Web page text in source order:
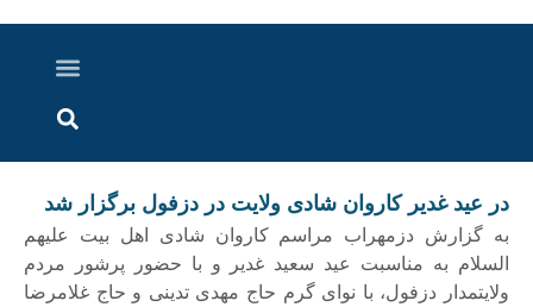
در عید غدیر کاروان شادی ولایت در دزفول برگزار شد
به گزارش دزمهراب مراسم کاروان شادی اهل بیت علیهم
السلام به مناسبت عید سعید غدیر و با حضور پرشور مردم
ولایتمدار دزفول، با نوای گرم حاج مهدی تدینی و حاج غلامرضا